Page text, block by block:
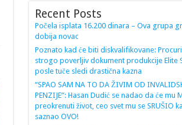
Recent Posts
Počela isplata 16.200 dinara – Ova grupa
dobija novac
Poznato kad će biti diskvalifikovane:
strogo poverljiv dokument produkcije Elite
posle tuče sledi drastična kazna
“SPAO SAM NA TO DA ŽIVIM OD
PENZIJE”: Hasan Dudić se nadao da će mu
preokrenuti život, ceo svet mu se SRUŠIO
saznao OVO!